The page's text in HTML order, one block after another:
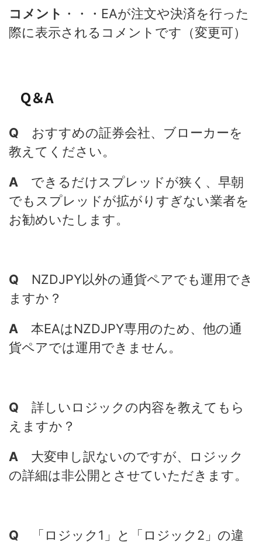
コメント ・・・EAが注文や決済を行った
際に表示されるコメントです（変更可）
Q＆A
Q おすすめの証券会社、ブローカーを
教えてください。
A できるだけスプレッドが狭く、早朝
でもスプレッドが拡がりすぎない業者を
お勧めいたします。
Q NZDJPY以外の通貨ペアでも運用でき
ますか？
A 本EAはNZDJPY専用のため、他の通
貨ペアでは運用できません。
Q 詳しいロジックの内容を教えてもら
えますか？
A 大変申し訳ないのですが、ロジック
の詳細は非公開とさせていただきます。
Q 「ロジック1」と「ロジック2」の違